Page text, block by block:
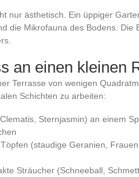
nur ästhetisch. Ein üppiger
die Mikrofauna des Bodens. Die
an einen kleinen
Terrasse von wenigen
Schichten zu arbeiten:
Sternjasmin) an einem
(staudige Geranien,
Sträucher (Schneeball,